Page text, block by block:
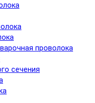
проволока
сечения